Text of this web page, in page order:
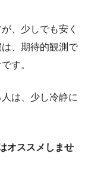
、少しでも安く
、期待的観測で
す。
は、少し冷静に
オススメしませ